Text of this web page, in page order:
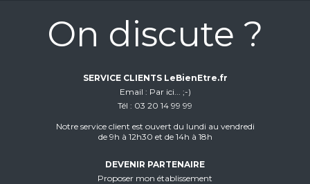
On discute ?
SERVICE CLIENTS LeBienEtre.fr
Email
Par ici... ;-)
Tél
03 20 14 99 99
Notre service client est ouvert du lundi au vendredi
de 9h à 12h30 et de 14h à 18h
DEVENIR PARTENAIRE
Proposer mon établissement